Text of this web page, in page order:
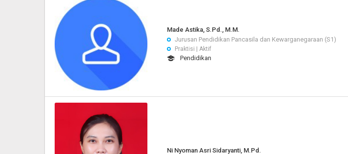
Made Astika, S.Pd., M.M.
Jurusan Pendidikan Pancasila dan Kewarganegaraan (S1)
Praktisi | Aktif
Pendidikan
Ni Nyoman Asri Sidaryanti, M.Pd.